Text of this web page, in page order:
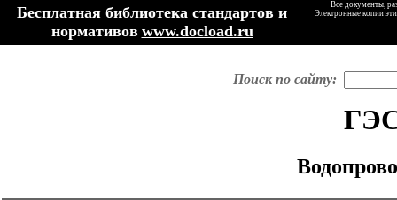
Бесплатная библиотека стандартов и
нормативов www.docload.ru
Все документы,
Электронные копии
Поиск по сайту: